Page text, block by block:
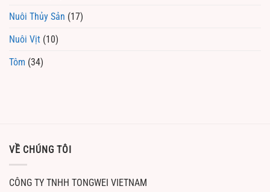
Nuôi Thủy Sản (17)
Nuôi Vịt (10)
Tôm (34)
VỀ CHÚNG TÔI
CÔNG TY TNHH TONGWEI VIETNAM